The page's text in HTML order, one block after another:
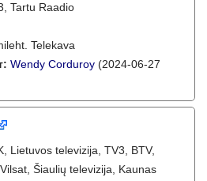
Tartu Raadio
Telekava
Wendy Corduroy (2024-06-27
Lietuvos televizija, TV3, BTV,
Šiaulių televizija, Kaunas